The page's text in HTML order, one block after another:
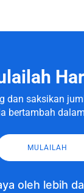
dan saksikan
bertambah
MULAILAH
oleh lebih